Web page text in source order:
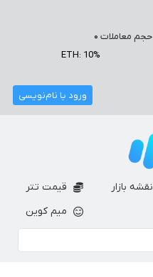
حجم معاملات ۰
ETH: 10%
ورود یا نام‌نویسی
نقشه بازار
قیمت تتر
میم کوین